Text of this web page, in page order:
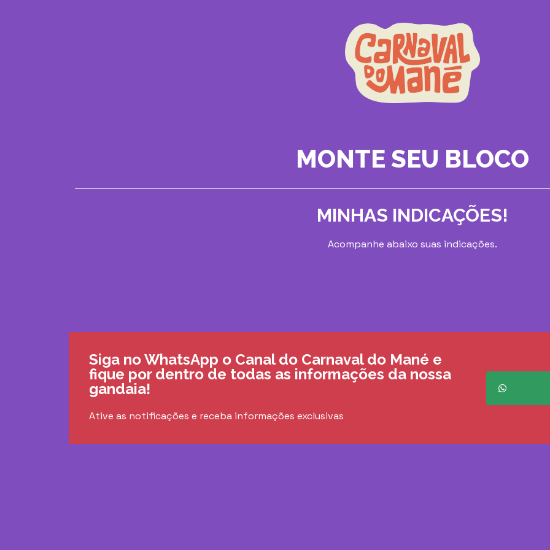
MONTE SEU BLOCO
MINHAS INDICAÇÕES!
Acompanhe abaixo suas indicações.
Siga no WhatsApp o Canal do Carnaval do Mané e
fique por dentro de todas as informações da nossa
gandaia!
Ative as notificações e receba informações exclusivas